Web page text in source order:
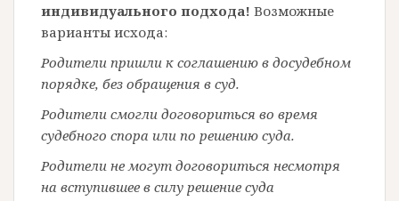
индивидуального подхода! Возможные
варианты исхода:
Родители пришли к соглашению в досудебном
порядке, без обращения в суд.
Родители смогли договориться во время
судебного спора или по решению суда.
Родители не могут договориться несмотря
на вступившее в силу решение суда